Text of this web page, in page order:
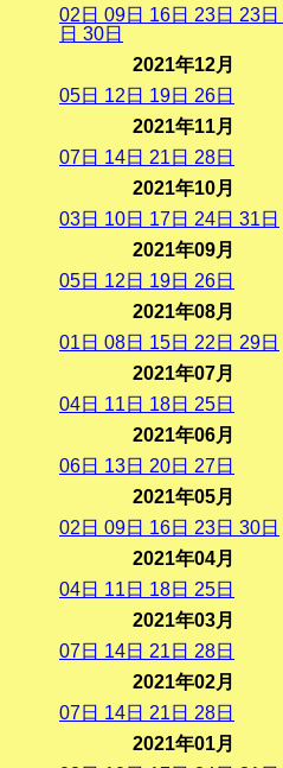
02 日 09日 16日 23日 23日
日 30日
2021年12月
05日 12 日 19日 26日
2021年11月
07日 14日 21 日 28日
2021年10月
03日 10日 17日 24日 31 日
2021年09月
05日 12 日 19日 26日
2021年08月
01 日 08日 15日 22 日 29日
2021年07月
04日 11 日 18日 25日
2021年06月
06日 13日 20日 27日
2021年05月
02 日 09日 16日 23日 30日
2021年04月
04日 11 日 18日 25日
2021年03月
07日 14日 21 日 28日
2021年02月
07日 14日 21 日 28日
2021年01月